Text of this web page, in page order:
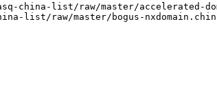
china-list/raw/master/accelerated-
list/raw/master/bogus-